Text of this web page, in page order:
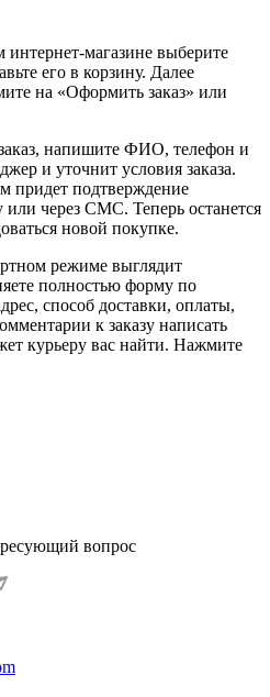
магазине выберите
его в корзину. Далее
на «Оформить заказ» или
напишите ФИО, телефон и
и уточнит условия заказа.
придет подтверждение
или через СМС. Теперь останется
новой покупке.
режиме выглядит
полностью форму по
способ доставки, оплаты,
к заказу написать
курьеру вас найти. Нажмите
вопрос